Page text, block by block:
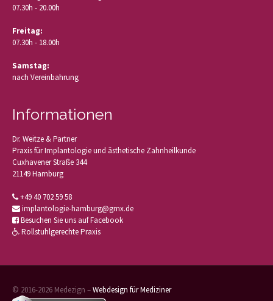
07.30h - 20.00h
Freitag:
07.30h - 18.00h
Samstag:
nach Vereinbahrung
Informationen
Dr. Weitze & Partner
Praxis für Implantologie und ästhetische Zahnheilkunde
Cuxhavener Straße 344
21149 Hamburg
+49 40 702 59 58
implantologie-hamburg@gmx.de
Besuchen Sie uns auf Facebook
Rollstuhlgerechte Praxis
© 2016-2026 Medezign –Webdesign für Mediziner